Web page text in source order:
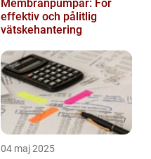
Membranpumpar: För
effektiv och pålitlig
vätskehantering
04 maj 2025